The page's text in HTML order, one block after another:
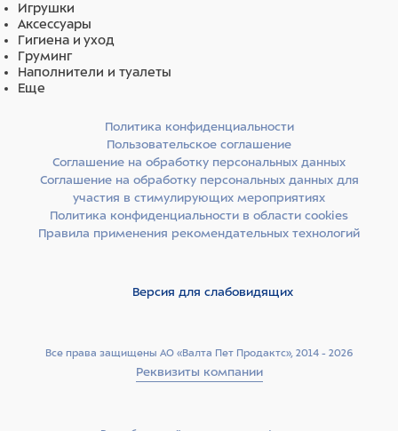
Игрушки
Аксессуары
Гигиена и уход
Груминг
Наполнители и туалеты
Еще
Все права защищены АО «Валта Пет Продактс», 2014 - 2026
Реквизиты компании
Политика конфиденциальности
Пользовательское соглашение
Соглашение на обработку персональных данных
Соглашение на обработку персональных данных для
участия в стимулирующих мероприятиях
Политика конфиденциальности в области cookies
Правила применения рекомендательных технологий
Версия для слабовидящих